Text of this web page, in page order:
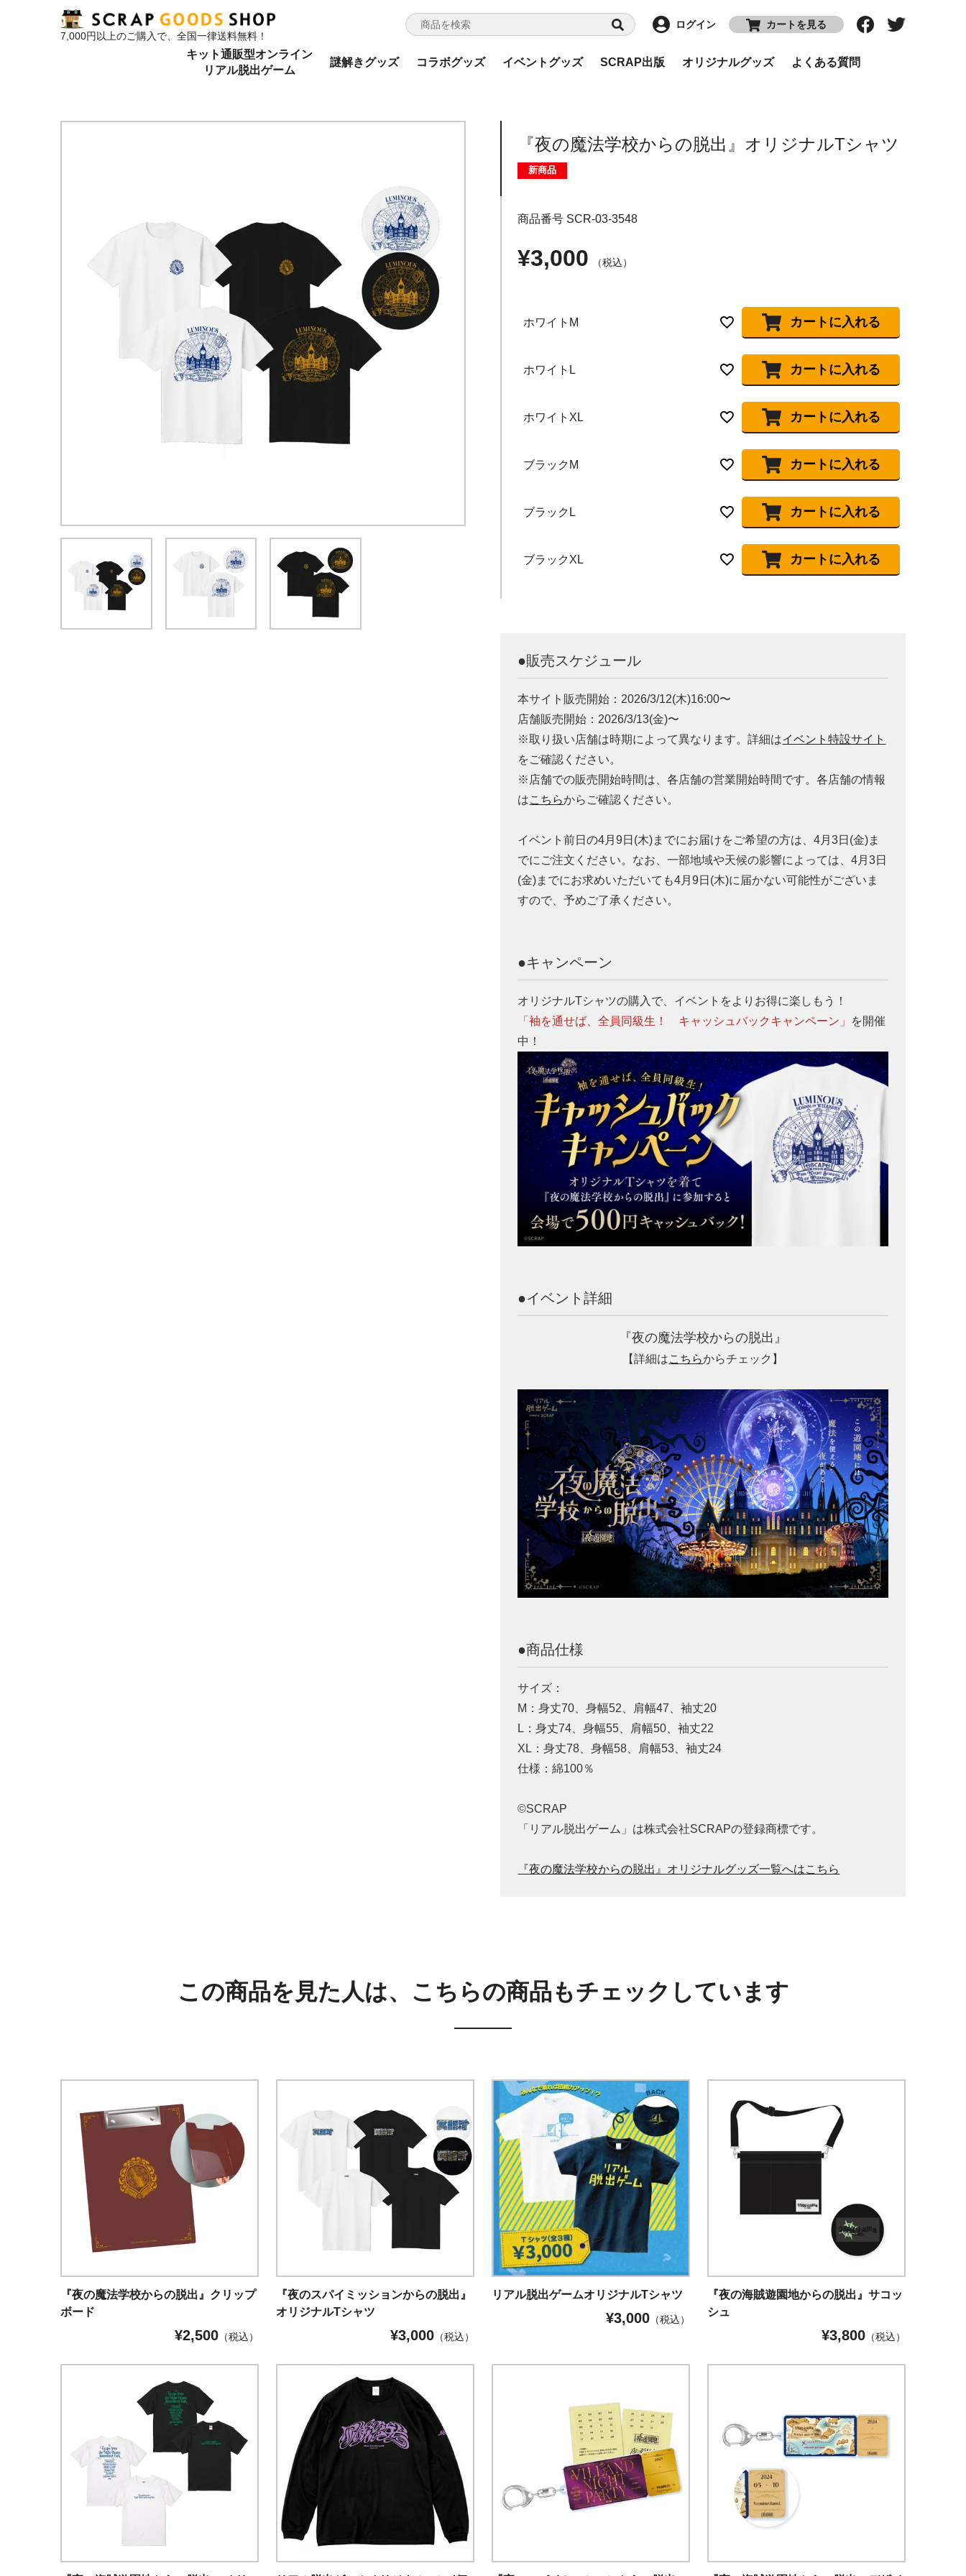
7,000円以上のご購入で、全国一律送料無料！
ログイン カートを見る
キット通販型オンライン
リアル脱出ゲーム
謎解きグッズ コラボグッズ イベントグッズ SCRAP出版 オリジナルグッズ よくある質問
『夜の魔法学校からの脱出』オリジナルTシャツ
新商品
商品番号 SCR-03-3548
¥3,000 税込
ホワイトM カートに入れる
ホワイトL カートに入れる
ホワイトXL カートに入れる
ブラックM カートに入れる
ブラックL カートに入れる
ブラックXL カートに入れる
●販売スケジュール
本サイト販売開始：2026/3/12(木)16:00〜
店舗販売開始：2026/3/13(金)〜
※取り扱い店舗は時期によって異なります。詳細はイベント特設サイト
をご確認ください。
※店舗での販売開始時間は、各店舗の営業開始時間です。各店舗の情報
はこちらからご確認ください。
イベント前日の4月9日(木)までにお届けをご希望の方は、4月3日(金)ま
でにご注文ください。なお、一部地域や天候の影響によっては、4月3日
(金)までにお求めいただいても4月9日(木)に届かない可能性がございま
すので、予めご了承ください。
●キャンペーン
オリジナルTシャツの購入で、イベントをよりお得に楽しもう！
「袖を通せば、全員同級生！ キャッシュバックキャンペーン」 を開催
中！
●イベント詳細
『夜の魔法学校からの脱出』
【詳細はこちらからチェック】
●商品仕様
サイズ：
M：身丈70、身幅52、肩幅47、袖丈20
L：身丈74、身幅55、肩幅50、袖丈22
XL：身丈78、身幅58、肩幅53、袖丈24
仕様：綿100％
©SCRAP
「リアル脱出ゲーム」は株式会社SCRAPの登録商標です。
『夜の魔法学校からの脱出』オリジナルグッズ一覧へはこちら
この商品を見た人は、こちらの商品もチェックしています
『夜の魔法学校からの脱出』クリップ
ボード
¥2,500（税込）
『夜のスパイミッションからの脱出』
オリジナルTシャツ
¥3,000（税込）
リアル脱出ゲームオリジナルTシャツ
¥3,000（税込）
『夜の海賊遊園地からの脱出』サコッ
シュ
¥3,800（税込）